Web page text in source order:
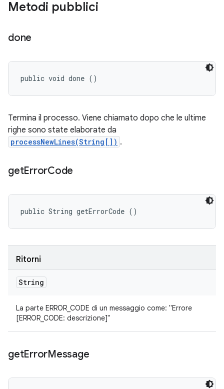
Metodi pubblici
done
public void done ()
Termina il processo. Viene chiamato dopo che le ultime
righe sono state elaborate da
processNewLines(String[]) .
getErrorCode
public String getErrorCode ()
Ritorni
String
La parte ERROR_CODE di un messaggio come: "Errore
[ERROR_CODE: descrizione]"
getErrorMessage